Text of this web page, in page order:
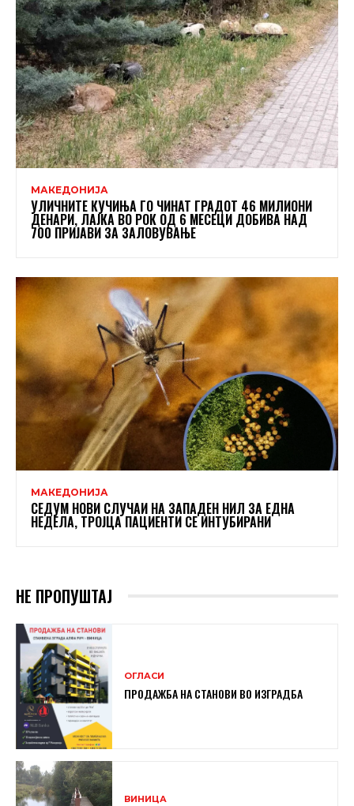
МАКЕДОНИЈА
УЛИЧНИТЕ КУЧИЊА ГО ЧИНАТ ГРАДОТ 46 МИЛИОНИ
ДЕНАРИ, ЛАЈКА ВО РОК ОД 6 МЕСЕЦИ ДОБИВА НАД
700 ПРИЈАВИ ЗА ЗАЛОВУВАЊЕ
МАКЕДОНИЈА
СЕДУМ НОВИ СЛУЧАИ НА ЗАПАДЕН НИЛ ЗА ЕДНА
НЕДЕЛА, ТРОЈЦА ПАЦИЕНТИ СЕ ИНТУБИРАНИ
НЕ ПРОПУШТАЈ
ОГЛАСИ
ПРОДАЖБА НА СТАНОВИ ВО ИЗГРАДБА
ВИНИЦА